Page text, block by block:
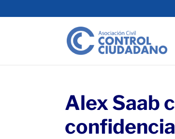
Alex Saab